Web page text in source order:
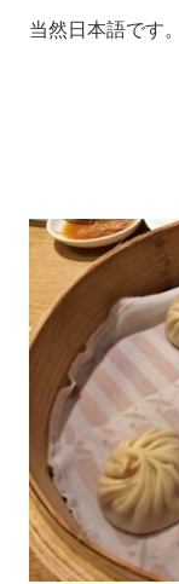
当然日本語です。